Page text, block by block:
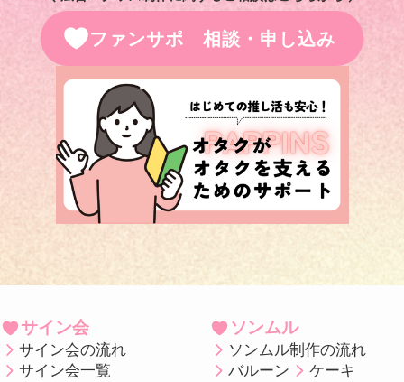
ファンサポ 相談・申し込み
サイン会
サイン会の流れ
サイン会一覧
ソンムル
ソンムル制作の流れ
バルーン
ケーキ